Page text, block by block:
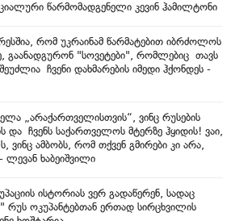
წარმომადგენელი კევინ ჰამილტონი
რომ უკრაინამ წარმატებით იბრძოლოს
გაანადგურონ "სოვეტები", რომლებიც თავს
შეუძლია ჩვენი დახმარების იმედი ჰქონდეს -
„არაქართველისთვის“, ვინც რუსების
და ჩვენს საქართველოს მტერზე ჰყიდის! ვაი,
ამბობს, რომ თქვენ გმირები კი არა,
ლევან ხაბეიშვილი
ისტორიას ვერ გადაწერენ, სადაც
ოკუპანტებთან ერთად სირცხვილის